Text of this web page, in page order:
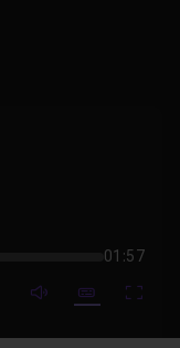
01:57
mute video
Subtitles